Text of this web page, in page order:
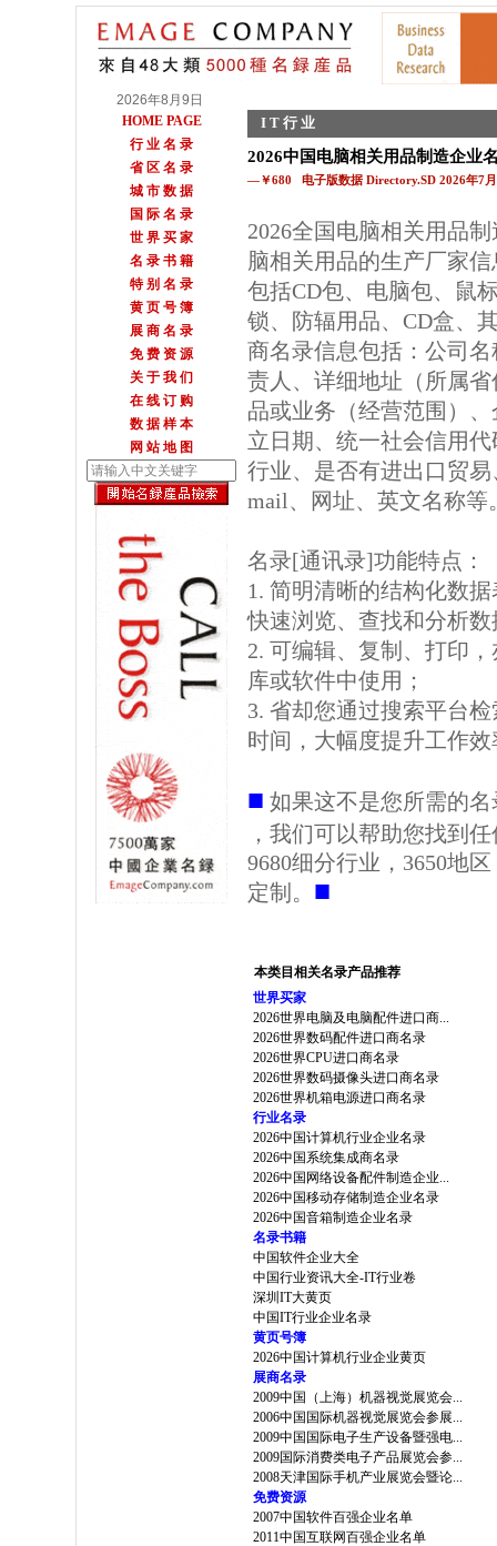
2026年8月9日
HOME PAGE
行 业 名 录
省 区 名 录
城 市 数 据
国 际 名 录
世 界 买 家
名 录 书 籍
特 别 名 录
黄 页 号 簿
展 商 名 录
免 费 资 源
关 于 我 们
在 线 订 购
数 据 样 本
网 站 地 图
I T 行 业
2026中国电脑相关用品制造企业
—￥680 电子版数据 Directory.SD 2026年7
2026全国电脑相关用品
脑相关用品的生产厂家
包括CD包、电脑包、鼠
锁、防辐用品、CD盒、
商名录信息包括：公司
责人、详细地址（所属
品或业务（经营范围）
立日期、统一社会信用
行业、是否有进出口贸
mail、网址、英文名称等
名录[通讯录]功能特点：
1. 简明清晰的结构化数
快速浏览、查找和分析数
2. 可编辑、复制、打印
库或软件中使用；
3. 省却您通过搜索平台
时间，大幅度提升工作效
■ 如果这不是您所需的
，我们可以帮助您找到
9680细分行业，3650地
定制。 ■
本类目相关名录产品推荐
世界买家
2026世界电脑及电脑配件进口商...
2026世界数码配件进口商名录
2026世界CPU进口商名录
2026世界数码摄像头进口商名录
2026世界机箱电源进口商名录
行业名录
2026中国计算机行业企业名录
2026中国系统集成商名录
2026中国网络设备配件制造企业...
2026中国移动存储制造企业名录
2026中国音箱制造企业名录
名录书籍
中国软件企业大全
中国行业资讯大全-IT行业卷
深圳IT大黄页
中国IT行业企业名录
黄页号簿
2026中国计算机行业企业黄页
展商名录
2009中国（上海）机器视觉展览会...
2006中国国际机器视觉展览会参展...
2009中国国际电子生产设备暨强电...
2009国际消费类电子产品展览会参...
2008天津国际手机产业展览会暨论...
免费资源
2007中国软件百强企业名单
2011中国互联网百强企业名单